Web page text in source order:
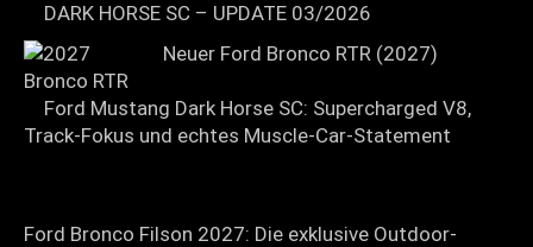
DARK HORSE SC – UPDATE 03/2026
Neuer Ford Bronco RTR (2027)
Ford Mustang Dark Horse SC: Supercharged V8,
Track-Fokus und echtes Muscle-Car-Statement
Ford Bronco Filson 2027: Die exklusive Outdoor-